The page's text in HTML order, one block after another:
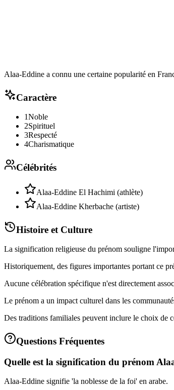
Alaa-Eddine a connu une certaine popularité en
Caractère
1Noble
2Spirituel
3Respecté
4Charismatique
Célébrités
Alaa-Eddine El Hachimi (athlète)
Alaa-Eddine Kherbache (artiste)
Histoire et Culture
La signification religieuse du prénom souligne
Historiquement, des figures importantes portant ce
Aucune célébration spécifique n'est directement
Le prénom a un impact culturel dans les
Des traditions familiales peuvent inclure le choix de
Questions Fréquentes
Quelle est la signification du prénom
Alaa-Eddine signifie 'la noblesse de la foi' en arabe.